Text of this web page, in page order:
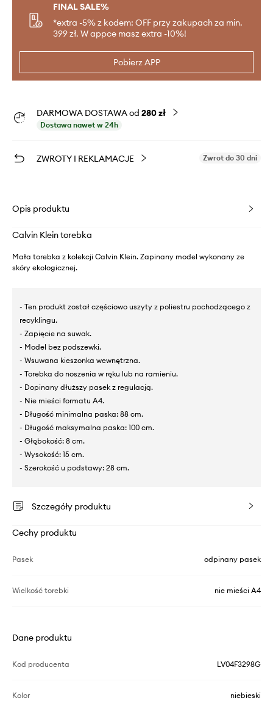
FINAL SALE%
*extra -5% z kodem: OFF przy zakupach za min.
399 zł. W appce masz extra -10%!
Pobierz APP
DARMOWA DOSTAWA od 280 zł
Dostawa nawet w 24h
ZWROTY I REKLAMACJE Zwrot do 30 dni
Opis produktu
Calvin Klein torebka
Mała torebka z kolekcji Calvin Klein. Zapinany model wykonany ze
skóry ekologicznej.
- Ten produkt został częściowo uszyty z poliestru pochodzącego z
recyklingu.
- Zapięcie na suwak.
- Model bez podszewki.
- Wsuwana kieszonka wewnętrzna.
- Torebka do noszenia w ręku lub na ramieniu.
- Dopinany dłuższy pasek z regulacją.
- Nie mieści formatu A4.
- Długość minimalna paska: 88 cm.
- Długość maksymalna paska: 100 cm.
- Głębokość: 8 cm.
- Wysokość: 15 cm.
- Szerokość u podstawy: 28 cm.
Szczegóły produktu
Cechy produktu
Pasek odpinany pasek
Wielkość torebki nie mieści A4
Dane produktu
Kod producenta LV04F3298G
Kolor niebieski